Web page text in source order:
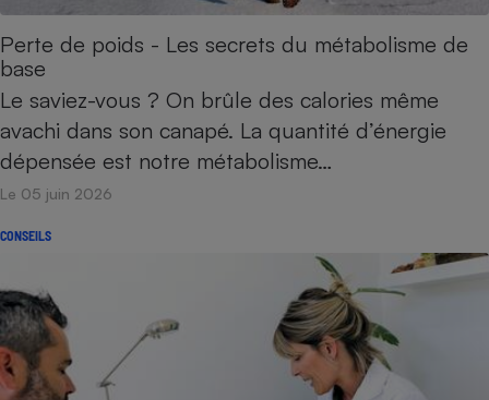
Perte de poids - Les secrets du métabolisme de
base
Le saviez-vous ? On brûle des calories même
avachi dans son canapé. La quantité d’énergie
dépensée est notre métabolisme…
Le 05 juin 2026
CONSEILS